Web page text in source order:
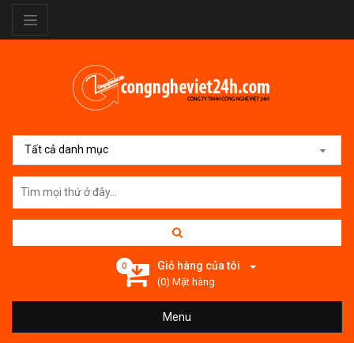
Tất cả danh mục
0 Giỏ hàng của tôi
(0) Mặt hàng
Menu